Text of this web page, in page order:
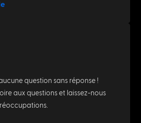
question sans réponse !
aux questions et laissez-nous